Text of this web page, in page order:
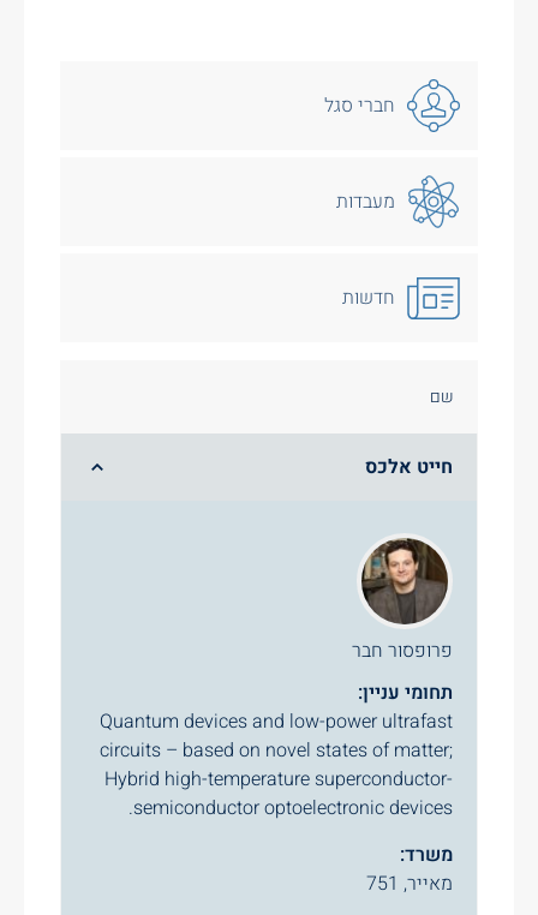
חברי סגל
מעבדות
חדשות
שם
חייט אלכס
פרופסור חבר
תחומי עניין:
Quantum devices and low-power ultrafast
circuits – based on novel states of matter;
Hybrid high-temperature superconductor-
semiconductor optoelectronic devices.
משרד:
מאייר, 751